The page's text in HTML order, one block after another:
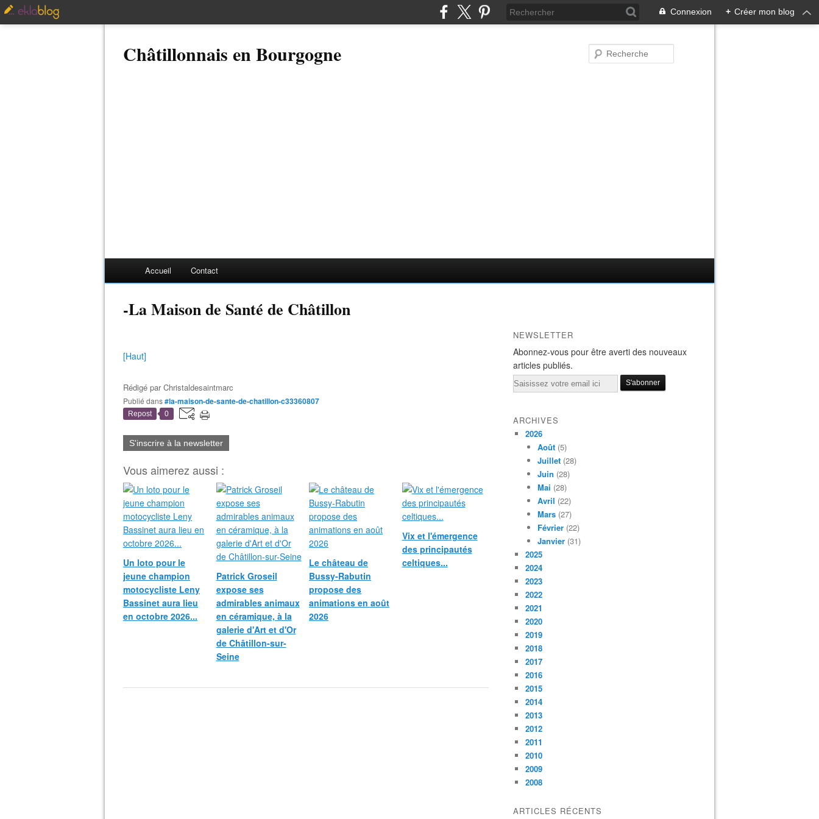
Connexion + Créer mon blog
Châtillonnais en Bourgogne
Accueil Contact
-La Maison de Santé de Châtillon
[Haut]
Rédigé parChristaldesaintmarc
Publié dans#la-maison-de-sante-de-chatillon-c33360807
Repost 0
S'inscrire à la newsletter
Vous aimerez aussi :
Un loto pour le
jeune champion
motocycliste Leny
Bassinet aura lieu
en octobre 2026...
Patrick Groseil
expose ses
admirables animaux
en céramique, à la
galerie d'Art et d'Or
de Châtillon-sur-
Seine
Le château de
Bussy-Rabutin
propose des
animations en août
2026
Vix et l'émergence
des principautés
celtiques...
NEWSLETTER
Abonnez-vous pour être averti des nouveaux
articles publiés.
Email
ARCHIVES
2026
Août (5)
Juillet (28)
Juin (28)
Mai (28)
Avril (22)
Mars (27)
Février (22)
Janvier (31)
2025
2024
2023
2022
2021
2020
2019
2018
2017
2016
2015
2014
2013
2012
2011
2010
2009
2008
ARTICLES RÉCENTS